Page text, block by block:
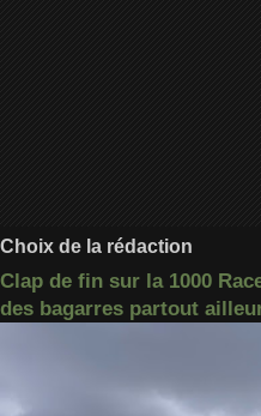
Choix de la rédaction
Clap de fin sur la 1000
des bagarres partout